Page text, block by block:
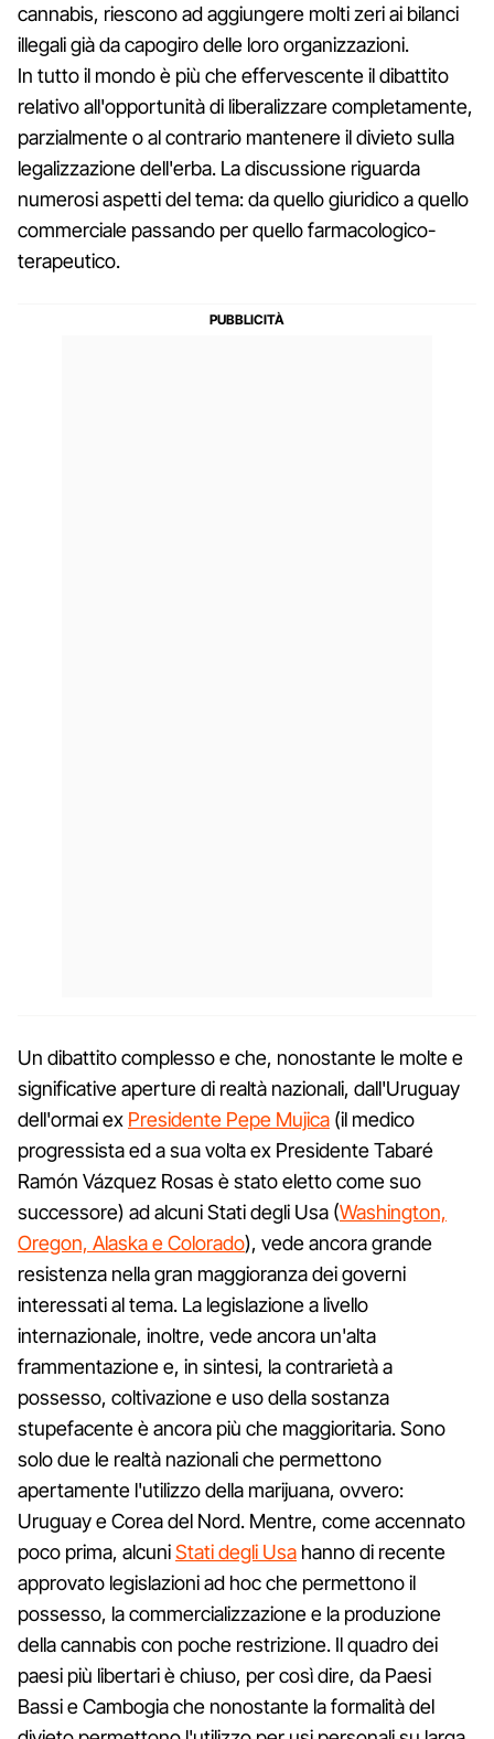
cannabis, riescono ad aggiungere molti zeri ai bilanci
illegali già da capogiro delle loro organizzazioni.
In tutto il mondo è più che effervescente il dibattito
relativo all'opportunità di liberalizzare completamente,
parzialmente o al contrario mantenere il divieto sulla
legalizzazione dell'erba. La discussione riguarda
numerosi aspetti del tema: da quello giuridico a quello
commerciale passando per quello farmacologico-
terapeutico.
Un dibattito complesso e che, nonostante le molte e
significative aperture di realtà nazionali, dall'Uruguay
dell'ormai ex Presidente Pepe Mujica (il medico
progressista ed a sua volta ex Presidente Tabaré
Ramón Vázquez Rosas è stato eletto come suo
successore) ad alcuni Stati degli Usa (Washington,
Oregon, Alaska e Colorado), vede ancora grande
resistenza nella gran maggioranza dei governi
interessati al tema. La legislazione a livello
internazionale, inoltre, vede ancora un'alta
frammentazione e, in sintesi, la contrarietà a
possesso, coltivazione e uso della sostanza
stupefacente è ancora più che maggioritaria. Sono
solo due le realtà nazionali che permettono
apertamente l'utilizzo della marijuana, ovvero:
Uruguay e Corea del Nord. Mentre, come accennato
poco prima, alcuniStati degli Usa hanno di recente
approvato legislazioni ad hoc che permettono il
possesso, la commercializzazione e la produzione
della cannabis con poche restrizione. Il quadro dei
paesi più libertari è chiuso, per così dire, da Paesi
Bassi e Cambogia che nonostante la formalità del